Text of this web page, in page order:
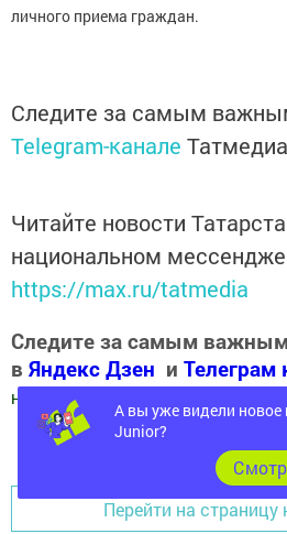
личного приема граждан.
Следите за самым
Telegram-канале Татмедиа
Читайте новости
национальном
https://max.ru/tatmedia
Следите за самым
в Яндекс Дзен и Телеграм
новь
Добавить Шешминскую новь в
Перейти на страницу
А вы уже видели новое
Junior?